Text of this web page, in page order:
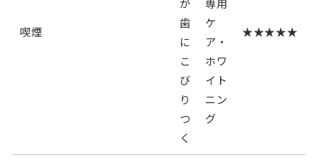
喫煙
歯
に
こ
び
り
つ
く
ケ
ア・
ホワ
イト
ニン
グ
★★★★★